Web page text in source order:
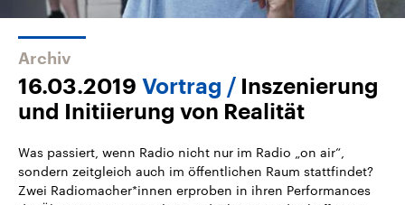
Archiv
16.03.2019 Vortrag
Inszenierung
und Initiierung von Realität
Was passiert, wenn Radio nicht nur im Radio „on air“,
sondern zeitgleich auch im öffentlichen Raum stattfindet?
Zwei Radiomacher*innen erproben in ihren Performances